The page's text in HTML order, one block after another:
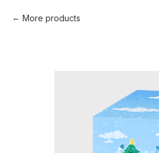
More products